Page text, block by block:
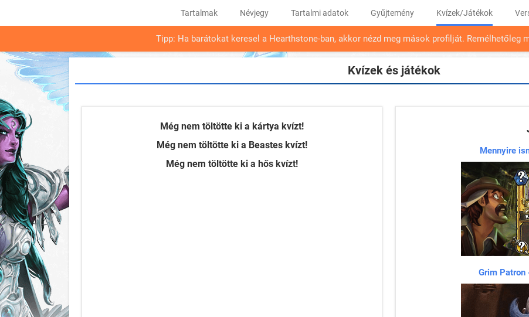
Tartalmak Névjegy Tartalmi adatok Gyűjtemény Kvízek/Játékok
Tipp: Ha barátokat keresel a Hearthstone-ban, akkor nézd meg mások profilját. Remélhetőleg
Kvízek és játékok
Még nem töltötte ki a kártya kvízt!
Még nem töltötte ki a Beastes kvízt!
Még nem töltötte ki a hős kvízt!
Mennyire
Grim Patron